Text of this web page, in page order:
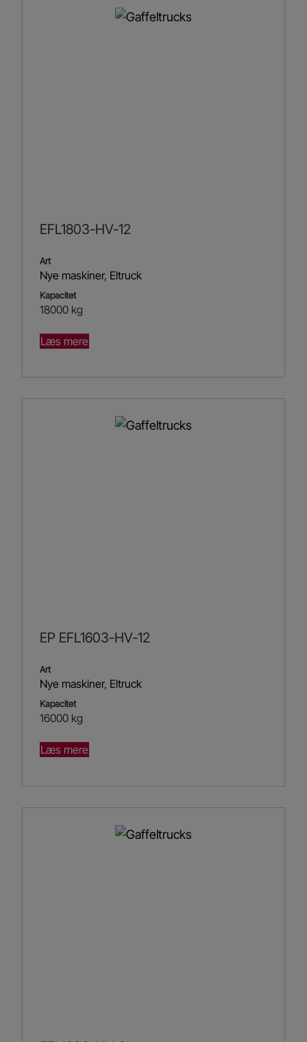
EFL1803-HV-12
Art
Nye maskiner, Eltruck
Kapacitet
18000 kg
Læs mere
EP EFL1603-HV-12
Art
Nye maskiner, Eltruck
Kapacitet
16000 kg
Læs mere